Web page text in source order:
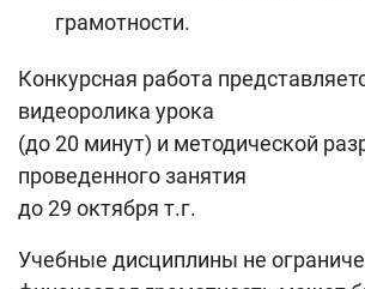
грамотности.
Конкурсная работа
видеоролика урока
(до 20 минут) и методической
проведенного занятия
до 29 октября т.г.
Учебные дисциплины не